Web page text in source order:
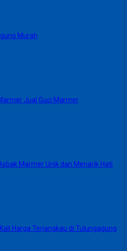
Murah
Jual Guci Marmer
Marmer Unik dan Menarik Hati
Harga Terjangkau di Tulungagung